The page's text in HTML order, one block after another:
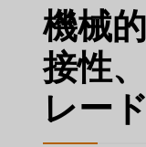
機械
接性
レー